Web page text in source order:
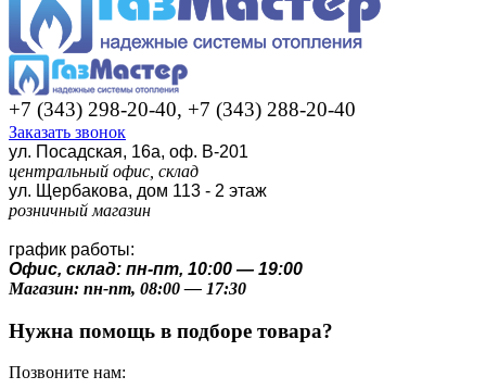
+7 (343) 298-20-40, +7 (343) 288-20-40
Заказать звонок
ул. Посадская, 16а, оф. В-201
центральный офис, склад
ул. Щербакова, дом 113 - 2 этаж
розничный магазин
график работы:
Офис, склад: пн-пт, 10:00 — 19:00
Магазин: пн-пт, 08:00 — 17:30
Нужна помощь в подборе товара?
Позвоните нам: